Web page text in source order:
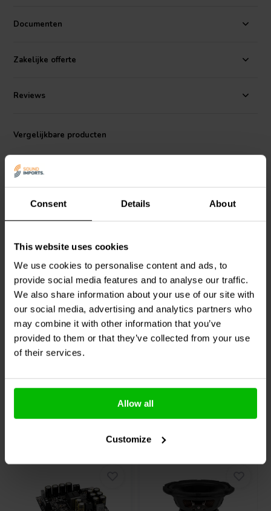
Consent Details About
This website uses cookies
We use cookies to personalise content and ads, to
provide social media features and to analyse our traffic.
We also share information about your use of our site with
our social media, advertising and analytics partners who
may combine it with other information that you’ve
provided to them or that they’ve collected from your use
of their services.
Allow all
Customize
Documenten
Zakelijke offerte
Reviews
Vergelijkbare producten
6.5" | 8 Ω
SEAS Prestige
T18REX/XFC - H1353-
08/06 Coaxial Woofer
4
klantbeoordelingen
Vergelijk
7 Op voorraad
SEASPrestige
MR18REX/XF - H1699-
08/06 Coaxial Woofer
0
klantbeoordelingen
Vergelijk
2 Op voorraad